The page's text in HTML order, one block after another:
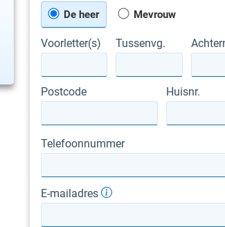
De heer Mevrouw
Voorletter(s) Tussenvg.
Postcode Huisnr.
Telefoonnummer
E-mailadres